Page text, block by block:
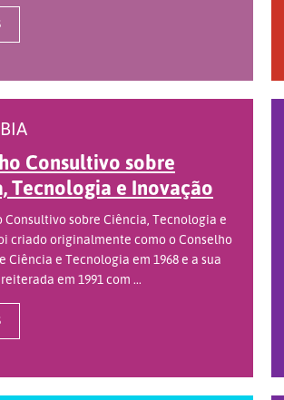
Consultivo sobre
Tecnologia e Inovação
Consultivo sobre Ciência, Tecnologia e
criado originalmente como o Conselho
Ciência e Tecnologia em 1968 e a sua
em 1991 com ...